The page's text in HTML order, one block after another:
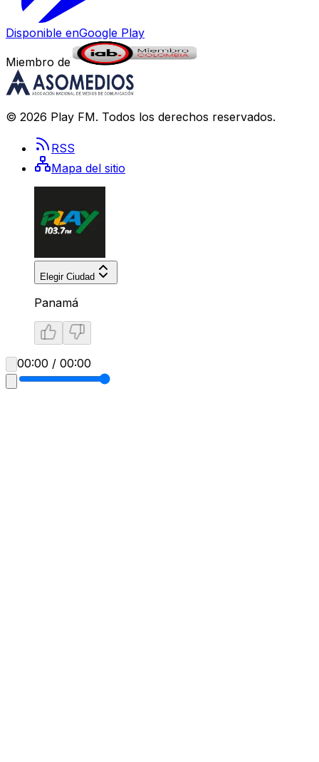
Disponible enGoogle Play
Miembro de
© 2026 Play FM. Todos los derechos reservados.
RSS
Mapa del sitio
Elegir Ciudad
Panamá
00:00 / 00:00